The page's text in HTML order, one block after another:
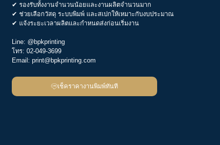
✔ รองรับทั้งงานจำนวนน้อยและงานผลิตจำนวนมาก
✔ ช่วยเลือกวัสดุ ระบบพิมพ์ และสเปกให้เหมาะกับงบประมาณ
✔ แจ้งระยะเวลาผลิตและกำหนดส่งก่อนเริ่มงาน
Line: @bpkprinting
โทร: 02-049-3699
Email: print@bpkprinting.com
เช็คราคางานพิมพ์ทันที